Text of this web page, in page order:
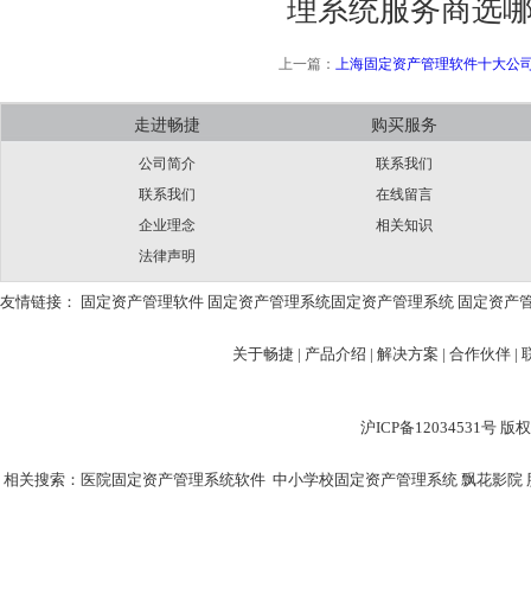
理系统服务商选
上一篇： 上海固定资产管理软件十大公
走进畅捷
公司简介
联系我们
企业理念
法律声明
购买服务
联系我们
在线留言
相关知识
友情链接： 固定资产管理软件 固定资产管理系统固定资产管理系统 固定资产
关于畅捷 | 产品介绍 | 解决方案 | 合作伙伴 |
沪ICP备12034531号 版
相关搜索： 医院固定资产管理系统软件 中小学校固定资产管理系统 飘花影院